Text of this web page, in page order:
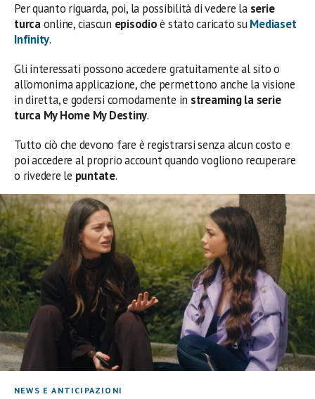
Per quanto riguarda, poi, la possibilità di vedere la serie
turcaonline, ciascun episodioè stato caricato suMediaset
Infinity.
Gli interessati possono accedere gratuitamente al sito o
all’omonima applicazione, che permettono anche la visione
in diretta, e godersi comodamente in streamingla serie
turca My Home My Destiny.
Tutto ciò che devono fare è registrarsi senza alcun costo e
poi accedere al proprio account quando vogliono recuperare
o rivedere le puntate.
NEWS E ANTICIPAZIONI